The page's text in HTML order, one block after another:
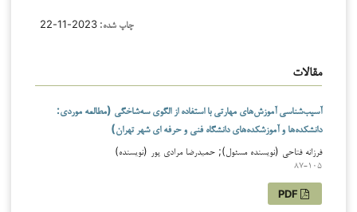
چاپ شده: 2023-11-22
مقالات
آسیب‌شناسی آموزش‌های مهارتی با استفاده از الگوی سه‌شاخگی (مطالعه موردی:
دانشکده‌ها و آموزشکده‌های دانشگاه فنی و حرفه ای شهر تهران)
فرزانه فتاحی (نویسنده مسئول); حمیدرضا مرادی پور (نویسنده)
87-105